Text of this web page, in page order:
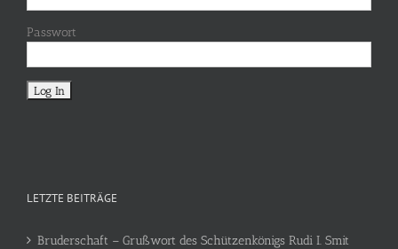
Passwort
LETZTE BEITRÄGE
Bruderschaft – Grußwort des Schützenkönigs Rudi I. Smit